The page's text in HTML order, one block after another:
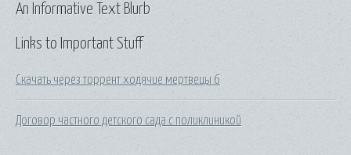
Links to Important Stuff
Скачать через торрент ходячие мертвецы 6
Договор частного детского сада с поликлиникой
An Informative Text Blurb